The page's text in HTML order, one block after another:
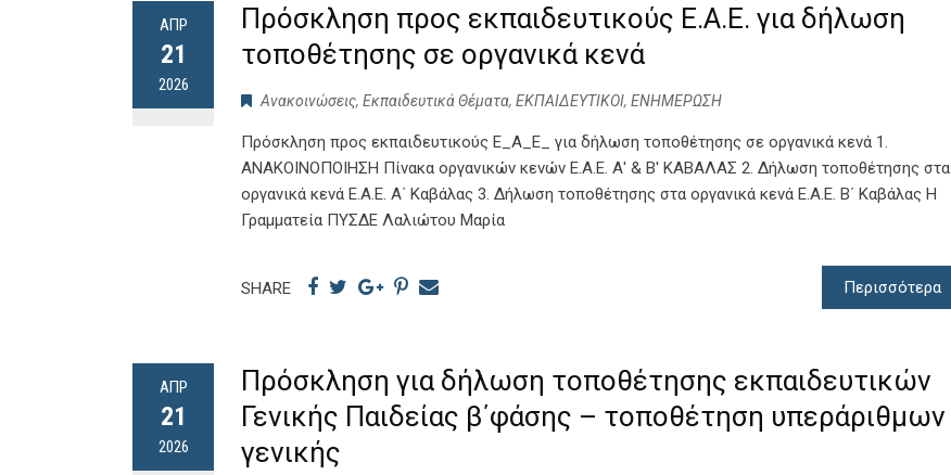
ΑΠΡ
21
2026
Πρόσκληση προς εκπαιδευτικούς Ε.Α.Ε. για δήλωση
τοποθέτησης σε οργανικά κενά
Ανακοινώσεις, Εκπαιδευτικά Θέματα, ΕΚΠΑΙΔΕΥΤΙΚΟΙ, ΕΝΗΜΕΡΩΣΗ
Πρόσκληση προς εκπαιδευτικούς Ε_Α_Ε_ για δήλωση τοποθέτησης σε οργανικά κενά 1.
ΑΝΑΚΟΙΝΟΠΟΙΗΣΗ Πίνακα οργανικών κενών Ε.Α.Ε. Α' & Β' ΚΑΒΑΛΑΣ 2. Δήλωση τοποθέτησης στα
οργανικά κενά Ε.Α.Ε. Α΄ Καβάλας 3. Δήλωση τοποθέτησης στα οργανικά κενά Ε.Α.Ε. Β΄ Καβάλας Η
Γραμματεία ΠΥΣΔΕ Λαλιώτου Μαρία
Περισσότερα
SHARE
ΑΠΡ
21
2026
Πρόσκληση για δήλωση τοποθέτησης εκπαιδευτικών
Γενικής Παιδείας β΄φάσης – τοποθέτηση υπεράριθμων
γενικής